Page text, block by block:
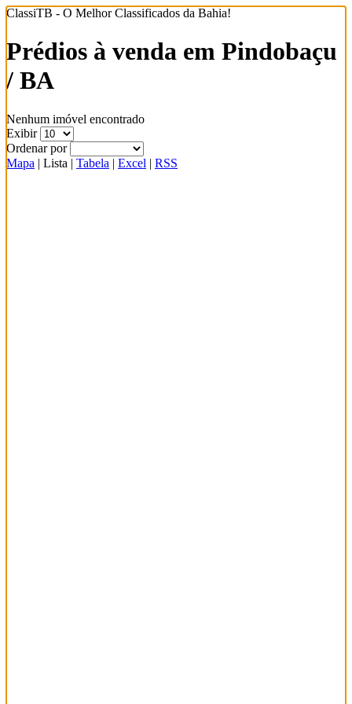
ClassiTB - O Melhor Classificados da Bahia!
Prédios à venda em Pindobaçu
/ BA
Nenhum imóvel encontrado
Exibir
Ordenar por
Mapa | Lista | Tabela | Excel | RSS